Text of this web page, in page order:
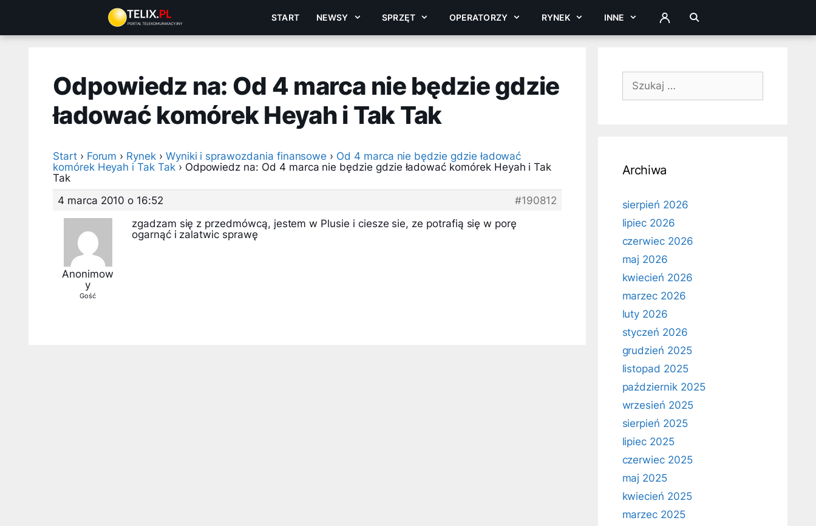
treści
START NEWSY SPRZĘT OPERATORZY RYNEK INNE ZALOGUJ
Odpowiedz na: Od 4 marca nie będzie gdzie
ładować komórek Heyah i Tak Tak
Start › Forum › Rynek › Wyniki i sprawozdania finansowe › Od 4 marca nie będzie gdzie ładować
komórek Heyah i Tak Tak › Odpowiedz na: Od 4 marca nie będzie gdzie ładować komórek Heyah i Tak
Tak
4 marca 2010 o 16:52
#190812
Anonimow
y
Gość
zgadzam się z przedmówcą, jestem w Plusie i ciesze sie, ze potrafią się w porę
ogarnąć i zalatwic sprawę
Szukaj:
Archiwa
sierpień 2026
lipiec 2026
czerwiec 2026
maj 2026
kwiecień 2026
marzec 2026
luty 2026
styczeń 2026
grudzień 2025
listopad 2025
październik 2025
wrzesień 2025
sierpień 2025
lipiec 2025
czerwiec 2025
maj 2025
kwiecień 2025
marzec 2025